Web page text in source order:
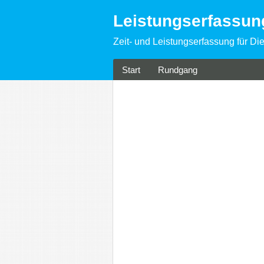
Zeit- und Leistungserfassung für
Start Rundgang